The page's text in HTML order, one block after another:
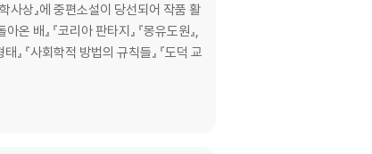
사상』에 중편소설이 당선되어 작품 활
온 배』 『코리아 판타지』 『몽유도원』,
』 『사회학적 방법의 규칙들』 『도덕 교